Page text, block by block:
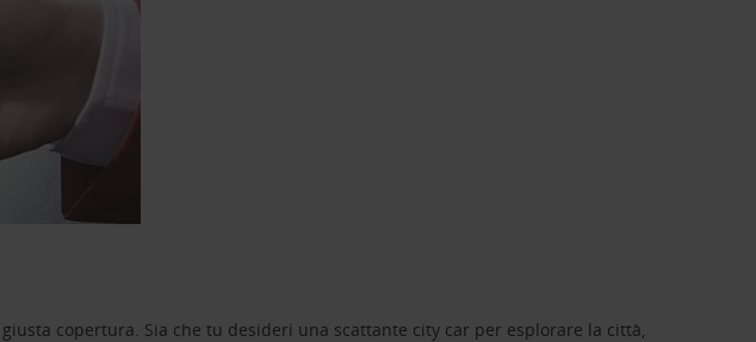
copertura. Sia che tu desideri una scattante city car per esplorare la città,